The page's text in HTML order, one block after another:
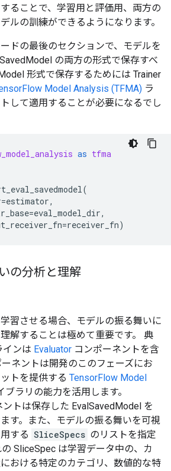
ることで、学習用と評価用、両方の
ルの訓練ができるようになります。
ドの最後のセクションで、モデルを
の両方の形式で保存すべ
形式で保存するためには Trainer
Model Analysis (TFMA) ラ
して適用することが必要になるでし
as tfma
(
=estimator,
=eval_model_dir,
=receiver_fn)
の分析と理解
習させる場合、モデルの振る舞いに
解することは極めて重要です。 典
インは Evaluator コンポーネントを含
ネントは開発のこのフェーズにお
トを提供する TensorFlow Model
ブラリの能力を活用します。
トは保存した EvalSavedModel を
す。また、モデルの振る舞いを可視
する SliceSpecs のリストを指定
SliceSpec は学習データ中の、カ
おける特定のカテゴリ、数値的な特